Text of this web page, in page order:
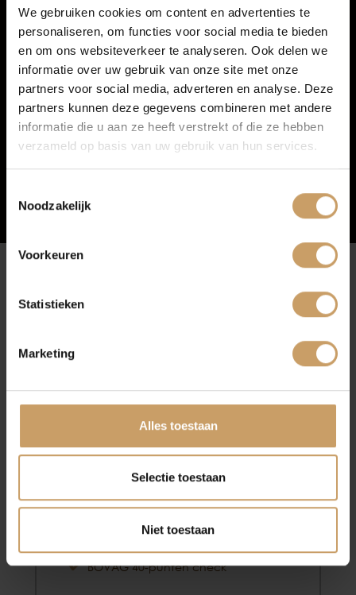
We gebruiken cookies om content en advertenties te
personaliseren, om functies voor social media te bieden
en om ons websiteverkeer te analyseren. Ook delen we
informatie over uw gebruik van onze site met onze
partners voor social media, adverteren en analyse. Deze
partners kunnen deze gegevens combineren met andere
informatie die u aan ze heeft verstrekt of die ze hebben
verzameld op basis van uw gebruik van hun services.
Noodzakelijk
Voorkeuren
Statistieken
Marketing
Alles toestaan
Selectie toestaan
Niet toestaan
Afleverpakketten
Basis
PAKKET
BOVAG 40-punten check
Autoverzekeringen
Verkoop
Auto onderhoud
Over Autobedrijf De Baaij
Afleverpakketten